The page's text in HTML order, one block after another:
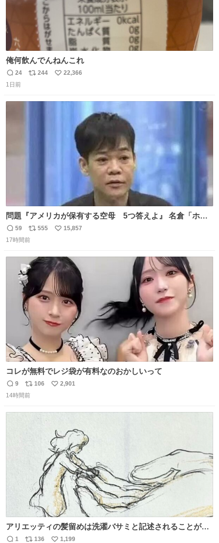
俺何飲んでんねんこれ
返
信
24
リ
244
い
22,366
1日前
問題『アメリカが保有する空母 5つ答えよ』 名倉「ホン
マごめん、日本」
返
信
59
リ
ポ
ト
数
555
い
数
15,857
17時間前
コレが無料でレジ袋が有料なのおかしいって
返
信
9
リ
ポ
106
い
2,901
14時間前
アリエッティの髪留めは洗濯バサミと記述されることが多
いですが、もっと小さいプラスチックのクリップです。 バ
1 136
1,199